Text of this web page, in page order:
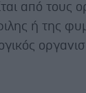
από τους
ή της